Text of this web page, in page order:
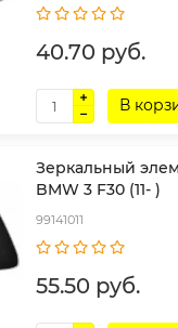
40.70 руб.
В
Зеркальный
BMW 3 F30 (11- )
99141011
55.50 руб.